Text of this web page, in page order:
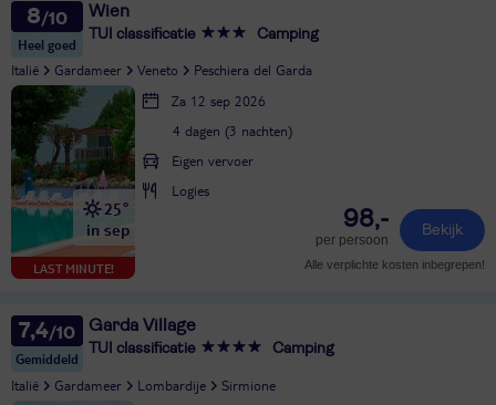
8
Heel goed
Wien
TUI classificatie Camping
Italië Gardameer Veneto Peschiera del Garda
LAST MINUTE!
25°
in sep
Za 12 sep 2026
4 dagen (3 nachten)
Eigen vervoer
Logies
98,-
per persoon
Bekijk
Alle verplichte kosten inbegrepen!
7,4
Gemiddeld
Garda Village
TUI classificatie Camping
Italië Gardameer Lombardije Sirmione